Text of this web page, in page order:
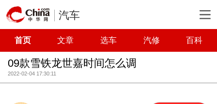
汽车
首页 文章 选车 汽修 百科
09款雪铁龙世嘉时间怎么调
2022-02-04 17:30:11